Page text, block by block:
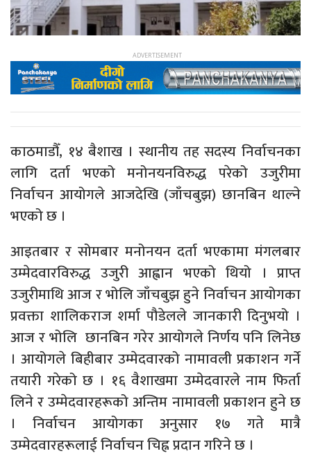
काठमाडौँ, १४ बैशाख । स्थानीय तह सदस्य निर्वाचनका
लागि दर्ता भएको मनोनयनविरुद्ध परेको उजुरीमा
निर्वाचन आयोगले आजदेखि (जाँचबुझ) छानबिन थाल्ने
भएको छ ।
आइतबार र सोमबार मनोनयन दर्ता भएकामा मंगलबार
उम्मेदवारविरुद्ध उजुरी आह्वान भएको थियो । प्राप्त
उजुरीमाथि आज र भोलि जाँचबुझ हुने निर्वाचन आयोगका
प्रवक्ता शालिकराज शर्मा पौडेलले जानकारी दिनुभयो ।
आज र भोलि छानबिन गरेर आयोगले निर्णय पनि लिनेछ
। आयोगले बिहीबार उम्मेदवारको नामावली प्रकाशन गर्ने
तयारी गरेको छ । १६ वैशाखमा उम्मेदवारले नाम फिर्ता
लिने र उम्मेदवारहरूको अन्तिम नामावली प्रकाशन हुने छ
। निर्वाचन आयोगका अनुसार १७ गते मात्रै
उम्मेदवारहरूलाई निर्वाचन चिह्न प्रदान गरिने छ ।